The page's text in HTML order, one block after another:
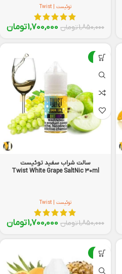
توئیست | Twist
1,850,000تومان 1,700,000تومان
-8%
سالت شراب سفید توئیست
Twist White Grape SaltNic 30ml
توئیست | Twist
1,850,000تومان 1,700,000تومان
-8%